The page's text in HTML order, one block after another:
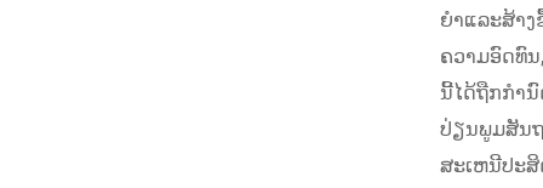
ຍໍາແລະສ້າງ
ຄວາມອົດທົນ
ນີ້ໄດ້ຖືກກໍາ
ປ່ຽນພູມສັນຖ
ສະເຫນີປະ